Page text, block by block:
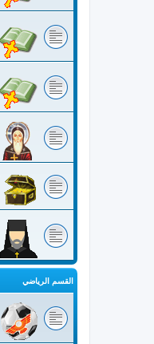
القسم الرياضي